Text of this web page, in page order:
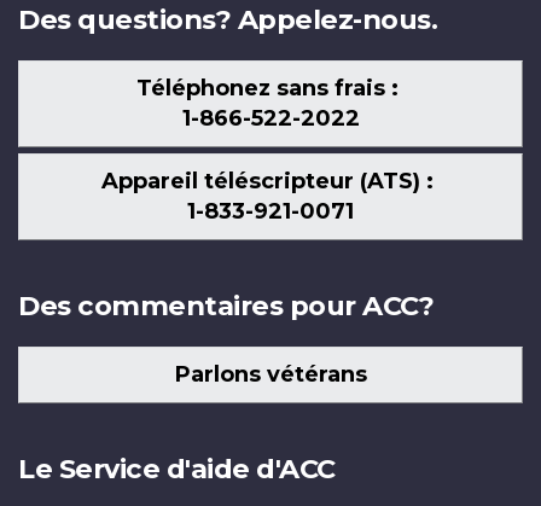
Des questions? Appelez-nous.
Téléphonez sans frais :
1-866-522-2022
Appareil téléscripteur (ATS) :
1-833-921-0071
Des commentaires pour ACC?
Parlons vétérans
Le Service d'aide d'ACC